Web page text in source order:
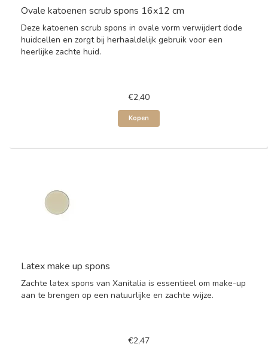
Ovale katoenen scrub spons 16x12 cm
Deze katoenen scrub spons in ovale vorm verwijdert dode
huidcellen en zorgt bij herhaaldelijk gebruik voor een
heerlijke zachte huid.
€2,40
Kopen
Latex make up spons
Zachte latex spons van Xanitalia is essentieel om make-up
aan te brengen op een natuurlijke en zachte wijze.
€2,47